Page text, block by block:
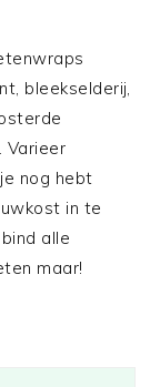
bleekselderij,
Varieer
nog hebt
in te
alle
maar!